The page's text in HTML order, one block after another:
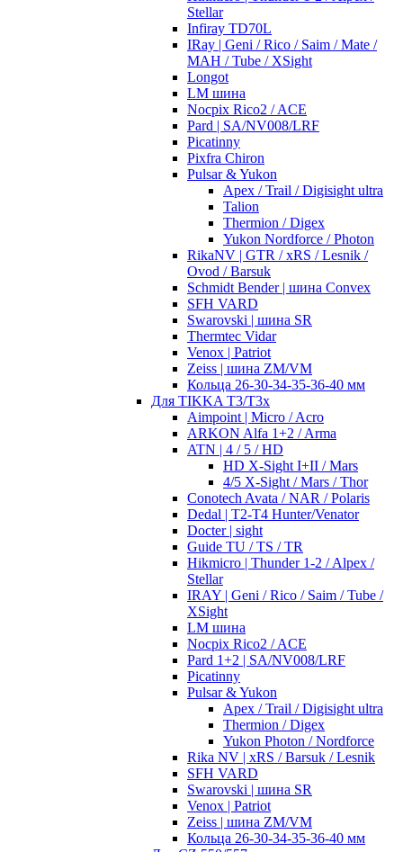
Stellar
Infiray TD70L
IRay | Geni / Rico / Saim / Mate /
MAH / Tube / XSight
Longot
LM шина
Nocpix Rico2 / ACE
Pard | SA/NV008/LRF
Picatinny
Pixfra Chiron
Pulsar & Yukon
Apex / Trail / Digisight ultra
Talion
Thermion / Digex
Yukon Nordforce / Photon
RikaNV | GTR / xRS / Lesnik /
Ovod / Barsuk
Schmidt Bender | шина Convex
SFH VARD
Swarovski | шина SR
Thermtec Vidar
Venox | Patriot
Zeiss | шина ZM/VM
Кольца 26-30-34-35-36-40 мм
Для TIKKA T3/T3x
Aimpoint | Micro / Acro
ARKON Alfa 1+2 / Arma
ATN | 4 / 5 / HD
HD X-Sight I+II / Mars
4/5 X-Sight / Mars / Thor
Conotech Avata / NAR / Polaris
Dedal | T2-T4 Hunter/Venator
Docter | sight
Guide TU / TS / TR
Hikmicro | Thunder 1-2 / Alpex /
Stellar
IRAY | Geni / Rico / Saim / Tube /
XSight
LM шина
Nocpix Rico2 / ACE
Pard 1+2 | SA/NV008/LRF
Picatinny
Pulsar & Yukon
Apex / Trail / Digisight ultra
Thermion / Digex
Yukon Photon / Nordforce
Rika NV | xRS / Barsuk / Lesnik
SFH VARD
Swarovski | шина SR
Venox | Patriot
Zeiss | шина ZM/VM
Кольца 26-30-34-35-36-40 мм